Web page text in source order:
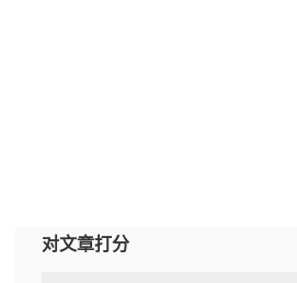
对文章打分